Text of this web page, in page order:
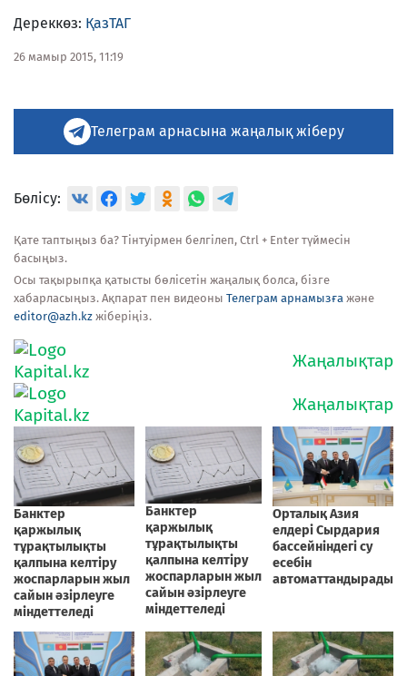
Дереккөз: ҚазТАГ
26 мамыр 2015, 11:19
Телеграм арнасына жаңалық жіберу
Бөлісу:
Қате таптыңыз ба? Тінтуірмен белгілеп, Ctrl + Enter түймесін
басыңыз.
Осы тақырыпқа қатысты бөлісетін жаңалық болса, бізге
хабарласыңыз. Ақпарат пен видеоны Телеграм арнамызға және
editor@azh.kz жіберіңіз.